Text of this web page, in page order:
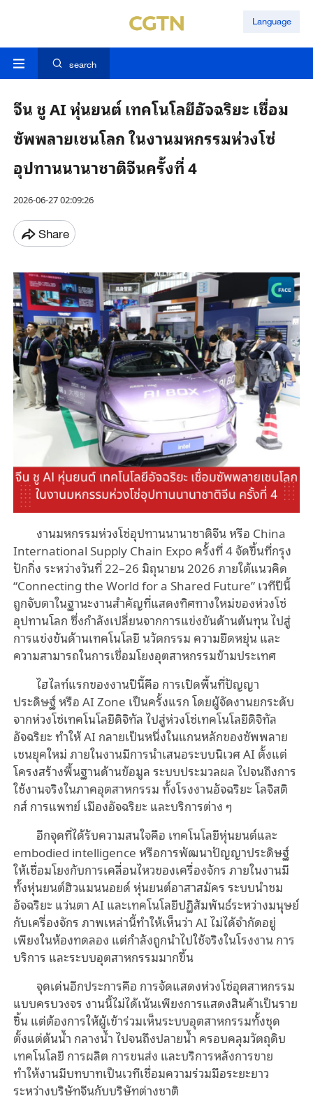
Language
search
จีน ชู AI หุ่นยนต์ เทคโนโลยีอัจฉริยะ เชื่อม
ซัพพลายเชนโลก ในงานมหกรรมห่วงโซ่
อุปทานนานาชาติจีนครั้งที่ 4
2026-06-27 02:09:26
Share
งานมหกรรมห่วงโซ่อุปทานนานาชาติจีน หรือ China
International Supply Chain Expo ครั้งที่ 4 จัดขึ้นที่กรุง
ปักกิ่ง ระหว่างวันที่ 22–26 มิถุนายน 2026 ภายใต้แนวคิด
“Connecting the World for a Shared Future” เวทีปีนี้
ถูกจับตาในฐานะงานสำคัญที่แสดงทิศทางใหม่ของห่วงโซ่
อุปทานโลก ซึ่งกำลังเปลี่ยนจากการแข่งขันด้านต้นทุน ไปสู่
การแข่งขันด้านเทคโนโลยี นวัตกรรม ความยืดหยุ่น และ
ความสามารถในการเชื่อมโยงอุตสาหกรรมข้ามประเทศ
ไฮไลท์แรกของงานปีนี้คือ การเปิดพื้นที่ปัญญา
ประดิษฐ์ หรือ AI Zone เป็นครั้งแรก โดยผู้จัดงานยกระดับ
จากห่วงโซ่เทคโนโลยีดิจิทัล ไปสู่ห่วงโซ่เทคโนโลยีดิจิทัล
อัจฉริยะ ทำให้ AI กลายเป็นหนึ่งในแกนหลักของซัพพลาย
เชนยุคใหม่ ภายในงานมีการนำเสนอระบบนิเวศ AI ตั้งแต่
โครงสร้างพื้นฐานด้านข้อมูล ระบบประมวลผล ไปจนถึงการ
ใช้งานจริงในภาคอุตสาหกรรม ทั้งโรงงานอัจฉริยะ โลจิสติ
กส์ การแพทย์ เมืองอัจฉริยะ และบริการต่าง ๆ
อีกจุดที่ได้รับความสนใจคือ เทคโนโลยีหุ่นยนต์และ
embodied intelligence หรือการพัฒนาปัญญาประดิษฐ์
ให้เชื่อมโยงกับการเคลื่อนไหวของเครื่องจักร ภายในงานมี
ทั้งหุ่นยนต์ฮิวแมนนอยด์ หุ่นยนต์อาสาสมัคร ระบบนำชม
อัจฉริยะ แว่นตา AI และเทคโนโลยีปฏิสัมพันธ์ระหว่างมนุษย์
กับเครื่องจักร ภาพเหล่านี้ทำให้เห็นว่า AI ไม่ได้จำกัดอยู่
เพียงในห้องทดลอง แต่กำลังถูกนำไปใช้จริงในโรงงาน การ
บริการ และระบบอุตสาหกรรมมากขึ้น
จุดเด่นอีกประการคือ การจัดแสดงห่วงโซ่อุตสาหกรรม
แบบครบวงจร งานนี้ไม่ได้เน้นเพียงการแสดงสินค้าเป็นราย
ชิ้น แต่ต้องการให้ผู้เข้าร่วมเห็นระบบอุตสาหกรรมทั้งชุด
ตั้งแต่ต้นน้ำ กลางน้ำ ไปจนถึงปลายน้ำ ครอบคลุมวัตถุดิบ
เทคโนโลยี การผลิต การขนส่ง และบริการหลังการขาย
ทำให้งานมีบทบาทเป็นเวทีเชื่อมความร่วมมือระยะยาว
ระหว่างบริษัทจีนกับบริษัทต่างชาติ